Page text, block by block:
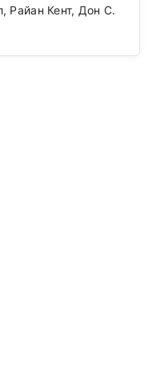
Райан Кент, Дон С.